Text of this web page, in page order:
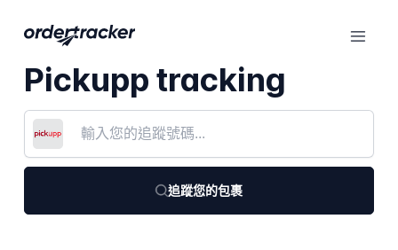
Pickupp tracking
追蹤您的包裹